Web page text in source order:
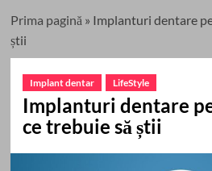
Prima pagină » Implanturi dentare
știi
Implant dentar LifeStyle
Implanturi dentare
ce trebuie să știi